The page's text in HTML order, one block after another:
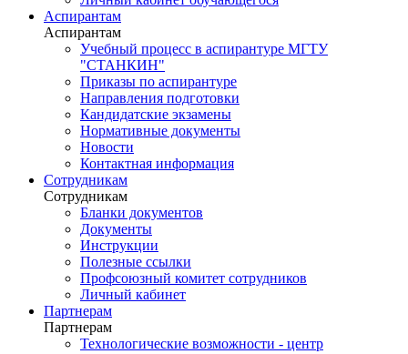
Аспирантам
Аспирантам
Учебный процесс в аспирантуре МГТУ
"СТАНКИН"
Приказы по аспирантуре
Направления подготовки
Кандидатские экзамены
Нормативные документы
Новости
Контактная информация
Сотрудникам
Сотрудникам
Бланки документов
Документы
Инструкции
Полезные ссылки
Профсоюзный комитет сотрудников
Личный кабинет
Партнерам
Партнерам
Технологические возможности - центр